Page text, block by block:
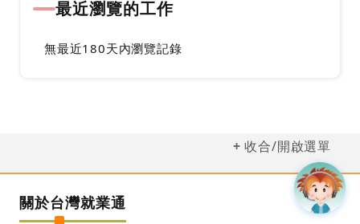
最近瀏覽的工作
無最近180天內瀏覽記錄
收合/開啟選單
關於台灣就業通